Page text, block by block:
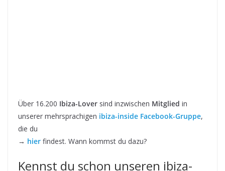
Über 16.200 Ibiza-Lover sind inzwischen Mitglied in
unserer mehrsprachigen ibiza-inside Facebook-Gruppe,
die du
→ hier findest. Wann kommst du dazu?
Kennst du schon unseren ibiza-